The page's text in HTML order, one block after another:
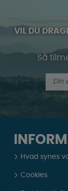
VIL DU
Så
Hvad synes
Cookies